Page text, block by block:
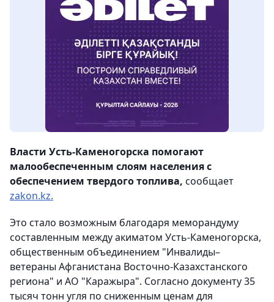
Власти Усть-Каменогорска помогают
малообеспеченным слоям населения с
обеспечением твердого топлива, сообщает
zakon.kz.
Это стало возможным благодаря меморандуму
составленным между акиматом Усть-Каменогорска,
общественным объединением "Инвалиды–
ветераны Афганистана Восточно-Казахстанского
региона" и АО "Каражыра". Согласно документу 35
тысяч тонн угля по сниженным ценам для